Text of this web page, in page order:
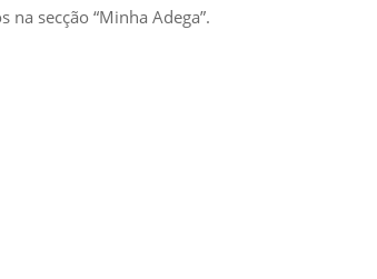
secção “Minha Adega”.